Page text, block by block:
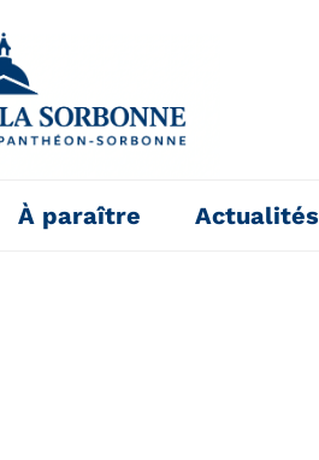
À paraître Actualités